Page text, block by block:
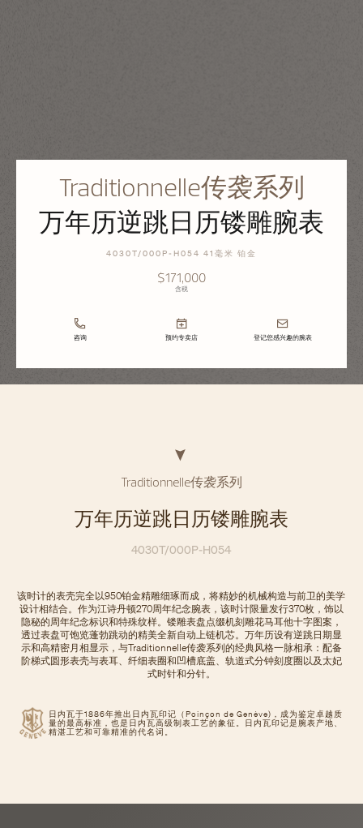
Traditionnelle传袭系列
万年历逆跳日历镂雕腕表
4030T/000P-H054 41毫米 铂金
$171,000
含税
咨询 预约专卖店 登记您感兴趣的腕表
Traditionnelle传袭系列
万年历逆跳日历镂雕腕表
4030T/000P-H054
日内瓦于1886年推出日内瓦印记（Poinçon de Genève)，成为鉴定卓越质
量的最高标准，也是日内瓦高级制表工艺的象征。日内瓦印记是腕表产地、
精湛工艺和可靠精准的代名词。
该时计的表壳完全以950铂金精雕细琢而成，将精妙的机械构造与前卫的美学
设计相结合。作为江诗丹顿270周年纪念腕表，该时计限量发行370枚，饰以
隐秘的周年纪念标识和特殊纹样。镂雕表盘点缀机刻雕花马耳他十字图案，
透过表盘可饱览蓬勃跳动的精美全新自动上链机芯。万年历设有逆跳日期显
示和高精密月相显示，与Traditionnelle传袭系列的经典风格一脉相承：配备
阶梯式圆形表壳与表耳、纤细表圈和凹槽底盖、轨道式分钟刻度圈以及太妃
式时针和分针。